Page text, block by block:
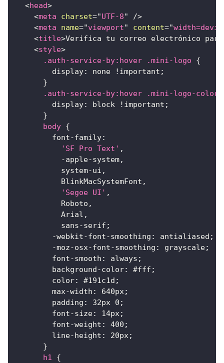
<head>
<meta charset="UTF-8"
/>
<meta name="viewport" content="
<title>Verifica tu correo electrónico
<style>
.auth-service-by:hover .mini-logo
{
display: none !important ;
}
.auth-service-by:hover .mini-logo-color
display: block !important ;
}
body {
font-family:
'SF Pro Text' ,
          -apple-system
,
          system-ui
,
          BlinkMacSystemFont
,
'Segoe UI' ,
          Roboto
,
          Arial
,
          sans-serif
;
-webkit-font-smoothing : antialiased ;
-moz-osx-font-smoothing : grayscale;
font-smooth : always ;
background-color: #fff ;
color: #191c1d ;
max-width : 640px;
padding : 32px 0 ;
font-size: 14px;
font-weight : 400 ;
line-height : 20px;
}
h1
{